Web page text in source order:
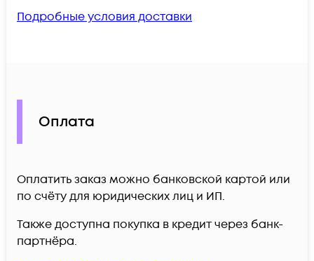
Подробные условия доставки
Оплата
Оплатить заказ можно банковской картой или
по счёту для юридических лиц и ИП.
Также доступна покупка в кредит через банк-
партнёра.